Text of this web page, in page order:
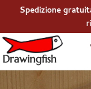
Spedizione
Drawingfish